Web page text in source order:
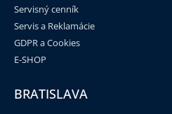
Servisný cenník
Servis a Reklamácie
GDPR a Cookies
E-SHOP
BRATISLAVA